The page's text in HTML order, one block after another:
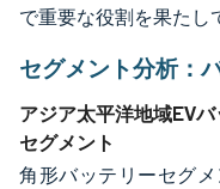
で重要な役割を果たし
セグメント分析：
アジア太平洋地域EV
セグメント
角形バッテリーセグ